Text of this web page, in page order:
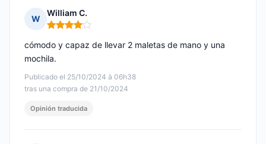
W
William C.
Nota: 4 de 5
Publicado el 25/10/2024 à 06h38
tras una compra de 21/10/2024
cómodo y capaz de llevar 2 maletas de mano y una
mochila.
Opinión traducida